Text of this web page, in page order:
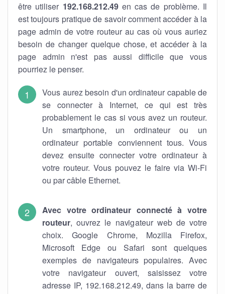
être utiliser 192.168.212.49en cas de problème. Il
est toujours pratique de savoir comment accéder à la
page admin de votre routeur au cas où vous auriez
besoin de changer quelque chose, et accéder à la
page admin n'est pas aussi difficile que vous
pourriez le penser.
Vous aurez besoin d'un ordinateur capable de
se connecter à Internet, ce qui est très
probablement le cas si vous avez un routeur.
Un smartphone, un ordinateur ou un
ordinateur portable conviennent tous. Vous
devez ensuite connecter votre ordinateur à
votre routeur. Vous pouvez le faire via Wi-Fi
ou par câble Ethernet.
Avec votre ordinateur connecté à votre
routeur, ouvrez le navigateur web de votre
choix. Google Chrome, Mozilla Firefox,
Microsoft Edge ou Safari sont quelques
exemples de navigateurs populaires. Avec
votre navigateur ouvert, saisissez votre
adresse IP, 192.168.212.49, dans la barre de